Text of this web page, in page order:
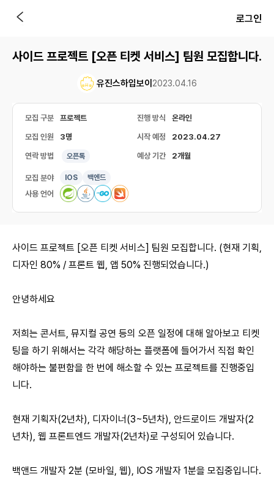
로그인
사이드 프로젝트 [오픈 티켓 서비스] 팀원 모집합니다.
유진스하입보이 2023.04.16
모집 구분 프로젝트 진행 방식 온라인
모집 인원 3명 시작 예정 2023.04.27
연락 방법 오픈톡 예상 기간 2개월
모집 분야 IOS 백엔드
사용 언어
사이드 프로젝트 [오픈 티켓 서비스] 팀원 모집합니다. (현재 기획,
디자인 80% / 프론트 웹, 앱 50% 진행되었습니다.)
안녕하세요
저희는 콘서트, 뮤지컬 공연 등의 오픈 일정에 대해 알아보고 티켓
팅을 하기 위해서는 각각 해당하는 플랫폼에 들어가서 직접 확인
해야하는 불편함을 한 번에 해소할 수 있는 프로젝트를 진행중입
니다.
현재 기획자(2년차), 디자이너(3~5년차), 안드로이드 개발자(2
년차), 웹 프론트엔드 개발자(2년차)로 구성되어 있습니다.
백앤드 개발자 2분 (모바일, 웹), IOS 개발자 1분을 모집중입니다.